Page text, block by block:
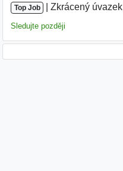
Top Job Zkrácený úvazek
Sledujte později